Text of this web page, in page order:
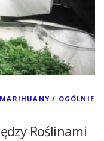
/ OGÓLNIE
Roślinami